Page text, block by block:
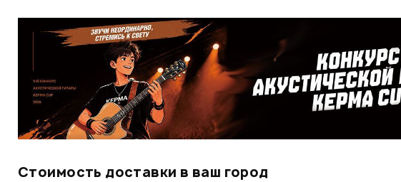
Стоимость доставки в ваш город